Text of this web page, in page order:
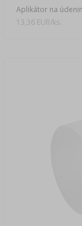
Aplikátor na
13,36 EUR/ks.